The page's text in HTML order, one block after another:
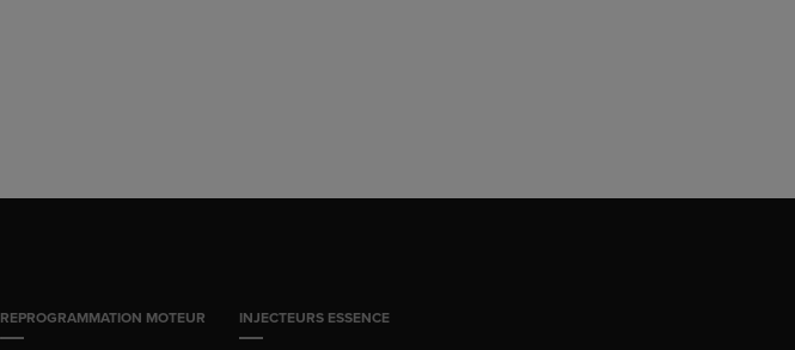
REPROGRAMMATION MOTEUR INJECTEURS ESSENCE